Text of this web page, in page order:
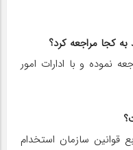
کجا مراجعه کرد؟
نموده و با ادارات امور
قوانین سازمان استخدام